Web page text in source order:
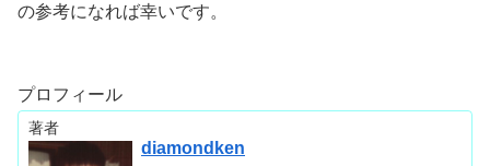
の参考になれば幸いです。
プロフィール
著者
diamondken